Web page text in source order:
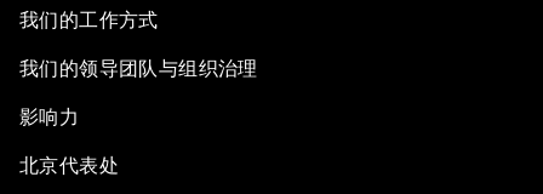
我们的工作方式
我们的领导团队与组织治理
影响力
北京代表处